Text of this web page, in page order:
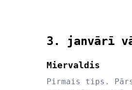
3. janvārī
Miervaldis
Pirmais tips.